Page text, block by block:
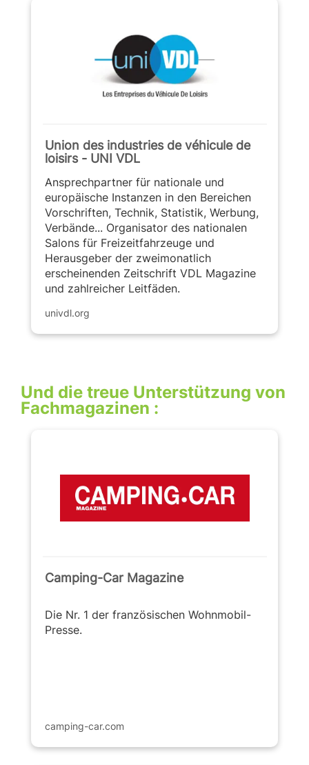
univdl.org
Union des industries de véhicule de
loisirs - UNI VDL
Ansprechpartner für nationale und
europäische Instanzen in den Bereichen
Vorschriften, Technik, Statistik, Werbung,
Verbände... Organisator des nationalen
Salons für Freizeitfahrzeuge und
Herausgeber der zweimonatlich
erscheinenden Zeitschrift VDL Magazine
und zahlreicher Leitfäden.
Und die treue Unterstützung von
Fachmagazinen :
camping-car.com
Camping-Car Magazine
Die Nr. 1 der französischen Wohnmobil-
Presse.